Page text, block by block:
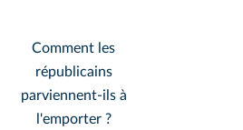
Comment les
républicains
parviennent‑ils à
l'emporter ?